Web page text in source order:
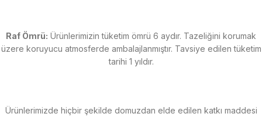
Raf Ömrü: Ürünlerimizin tüketim ömrü 6 aydır. Tazeliğini korumak
üzere koruyucu atmosferde ambalajlanmıştır. Tavsiye edilen tüketim
tarihi 1 yıldır.
Ürünlerimizde hiçbir şekilde domuzdan elde edilen katkı maddesi